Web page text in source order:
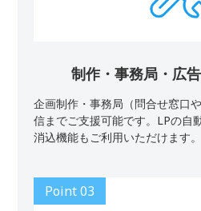
制作・事務局・広
企画制作・事務局（問合せ窓口
信までご支援可能です。LPの自
消込機能もご利用いただけます。